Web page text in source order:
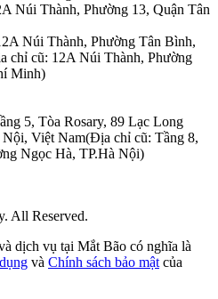
Núi Thành, Phường 13, Quận Tân
Núi Thành, Phường Tân Bình,
chỉ cũ: 12A Núi Thành, Phường
Minh)
5, Tòa Rosary, 89 Lạc Long
Nội, Việt Nam(Địa chỉ cũ: Tầng 8,
Ngọc Hà, TP.Hà Nội)
All Reserved.
dịch vụ tại Mắt Bão có nghĩa là
và Chính sách bảo mật của